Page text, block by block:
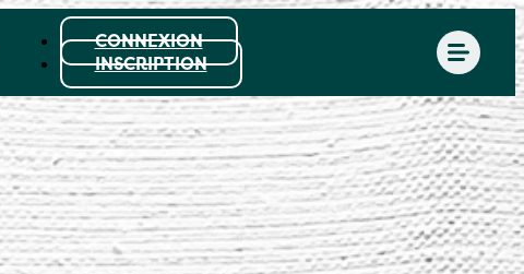
CONNEXION
INSCRIPTION